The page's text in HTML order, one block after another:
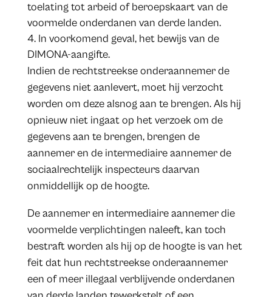
toelating tot arbeid of beroepskaart van de
voormelde onderdanen van derde landen.
In voorkomend geval, het bewijs van de
DIMONA-aangifte.
Indien de rechtstreekse onderaannemer de
gegevens niet aanlevert, moet hij verzocht
worden om deze alsnog aan te brengen. Als hij
opnieuw niet ingaat op het verzoek om de
gegevens aan te brengen, brengen de
aannemer en de intermediaire aannemer de
sociaalrechtelijk inspecteurs daarvan
onmiddellijk op de hoogte.
De aannemer en intermediaire aannemer die
voormelde verplichtingen naleeft, kan toch
bestraft worden als hij op de hoogte is van het
feit dat hun rechtstreekse onderaannemer
een of meer illegaal verblijvende onderdanen